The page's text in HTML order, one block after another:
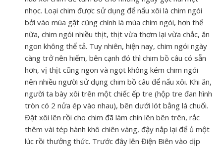
nhọc. Loại chim được sử dụng để nấu xôi là chim ngói
bởi vào mùa gặt cũng chính là mùa chim ngói, hơn thế
nữa, chim ngói nhiều thịt, thịt vừa thơm lại vừa chắc, ăn
ngon không thể tả. Tuy nhiên, hiện nay, chim ngói ngày
càng trở nên hiếm, bên cạnh đó thì chim bồ câu có sẵn
hơn, vị thịt cũng ngon và ngọt không kém chim ngói
nên nhiều người sử dụng chim bồ câu để nấu xôi. Khi ăn,
người ta bày xôi trên một chiếc ếp tre (hộp tre đan hình
tròn có 2 nửa ép vào nhau), bên dưới lót bằng lá chuối.
Đặt xôi lên rồi cho chim đã làm chín lên bên trên, rắc
thêm vài tép hành khô chiên vàng, đậy nắp lại để ủ một
lúc rồi thưởng thức. Trước đây lên Điện Biên vào dịp